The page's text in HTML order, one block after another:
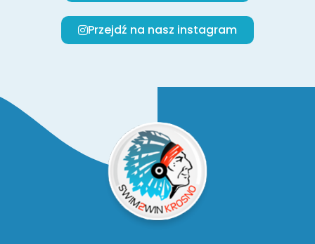
Przejdź na nasz instagram